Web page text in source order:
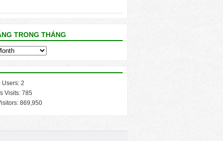
TRONG THÁNG
Users: 2
Visits: 785
869,950